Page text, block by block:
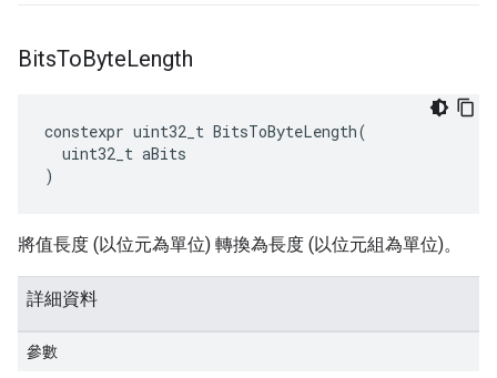
BitsToByteLength
constexpr uint32_t BitsToByteLength(
uint32_t aBits
)
將值長度 (以位元為單位) 轉換為長度 (以位元組為單位)。
詳細資料
參數